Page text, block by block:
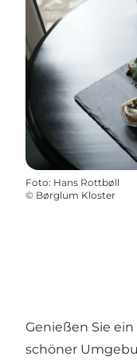
Foto: Hans Rottbøll
© Børglum Kloster
Genießen Sie
schöner